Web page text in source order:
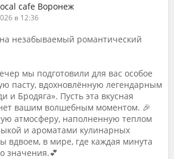
cafe Воронеж
в 12:36
незабываемый романтический
мы подготовили для вас особое
пасту, вдохновлённую легендарным
и Бродяга». Пусть эта вкусная
вашим волшебным моментом. 🎉
атмосферу, наполненную теплом
и ароматами кулинарных
вдвоем, в мире, где каждая минута
значения.💕